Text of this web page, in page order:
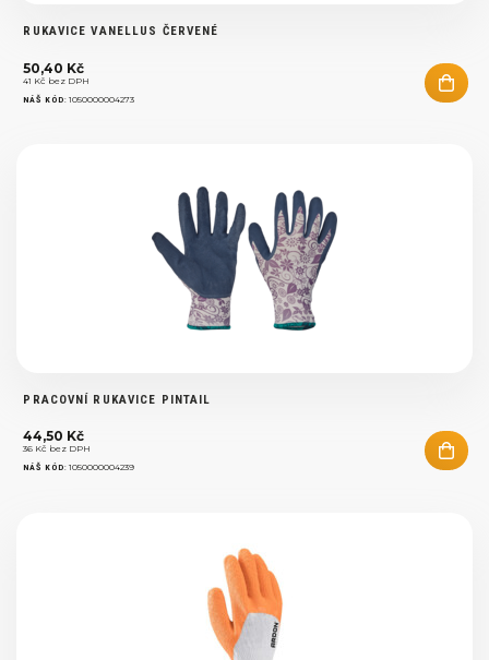
RUKAVICE VANELLUS ČERVENÉ
50,40 Kč
41 Kč bez DPH
NÁŠ KÓD:1050000004273
PRACOVNÍ RUKAVICE PINTAIL
44,50 Kč
36 Kč bez DPH
NÁŠ KÓD:1050000004239